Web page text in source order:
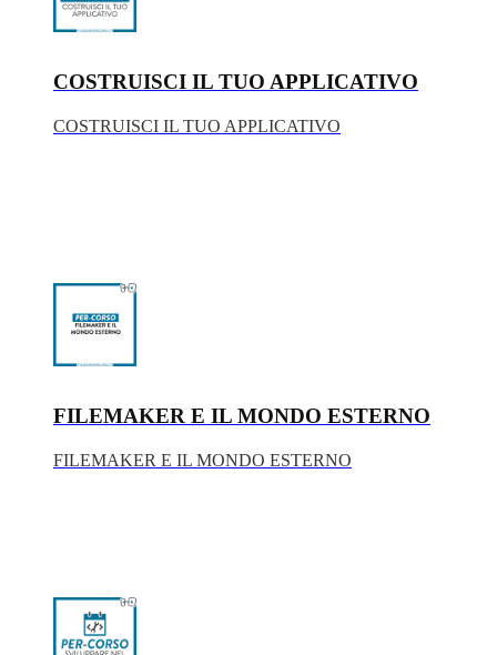
COSTRUISCI IL TUO APPLICATIVO
COSTRUISCI IL TUO APPLICATIVO
FILEMAKER E IL MONDO ESTERNO
FILEMAKER E IL MONDO ESTERNO